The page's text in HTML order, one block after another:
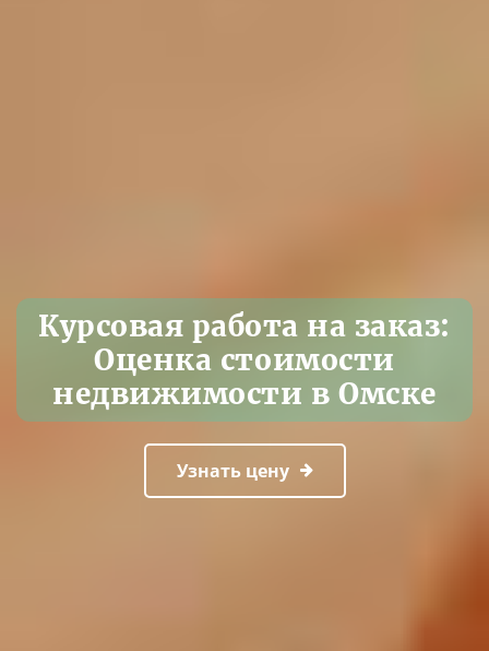
Курсовая работа на заказ:
Оценка стоимости
недвижимости в Омске
Узнать цену